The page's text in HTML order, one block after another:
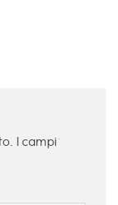
I campi